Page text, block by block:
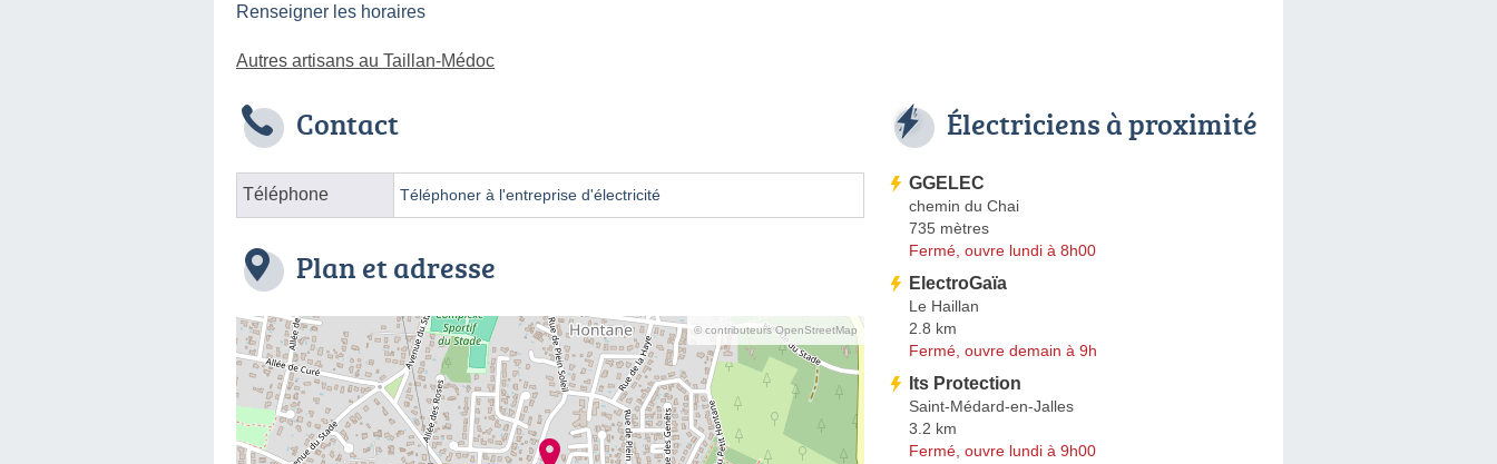
Renseigner les horaires
Autres artisans au Taillan-Médoc
Contact
Téléphone Téléphoner à l'entreprise d'électricité
Plan et adresse
© contributeurs OpenStreetMap
Électriciens à proximité
GGELEC
chemin du Chai
735 mètres
Fermé, ouvre lundi à 8h00
ElectroGaïa
Le Haillan
2.8 km
Fermé, ouvre demain à 9h
Its Protection
Saint-Médard-en-Jalles
3.2 km
Fermé, ouvre lundi à 9h00